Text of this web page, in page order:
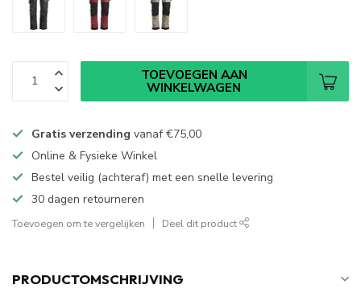
TOEVOEGEN AAN
WINKELWAGEN
Gratis verzending vanaf€75,00
Online & Fysieke Winkel
Bestel veilig (achteraf) met een snelle levering
30 dagen retourneren
Toevoegen om te vergelijken Deel dit product
PRODUCTOMSCHRIJVING